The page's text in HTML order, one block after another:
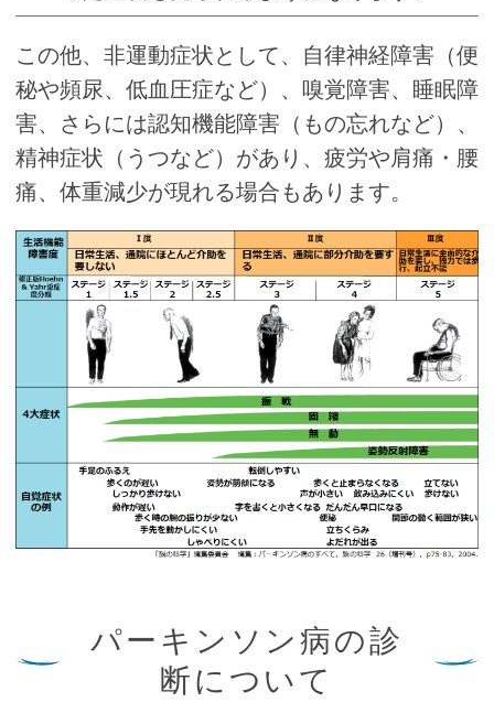
この他、非運動症状として、自律神経障害（便
秘や頻尿、低血圧症など）、嗅覚障害、睡眠障
害、さらには認知機能障害（もの忘れなど）、
精神症状（うつなど）があり、疲労や肩痛・腰
痛、体重減少が現れる場合もあります。
パーキンソン病の診
断について